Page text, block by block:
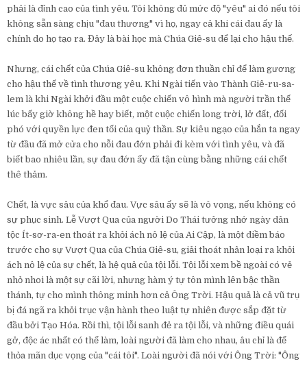
phải là đỉnh cao của tình yêu. Tôi không đủ mức độ "yêu" ai đó nếu tôi
không sẵn sàng chịu "đau thương" vì họ, ngay cả khi cái đau ấy là
chính do họ tạo ra. Đây là bài học mà Chúa Giê-su để lại cho hậu thế.
Nhưng, cái chết của Chúa Giê-su không đơn thuần chỉ để làm gương
cho hậu thế về tình thương yêu. Khi Ngài tiến vào Thành Giê-ru-sa-
lem là khi Ngài khởi đầu một cuộc chiến vô hình mà người trần thế
lúc bấy giờ không hề hay biết, một cuộc chiến long trời, lở đất, đối
phó với quyền lực đen tối của quỷ thần. Sự kiêu ngạo của hắn ta ngay
từ đầu đã mở cửa cho nỗi đau đớn phải đi kèm với tình yêu, và đã
biết bao nhiêu lần, sự đau đớn ấy đã tận cùng bằng những cái chết
thê thảm.
Chết, là vực sâu của khổ đau. Vực sâu ấy sẽ là vô vọng, nếu không có
sự phục sinh. Lễ Vượt Qua của người Do Thái tưởng nhớ ngày dân
tộc Ít-sơ-ra-en thoát ra khỏi ách nô lệ của Ai Cập, là một điềm báo
trước cho sự Vượt Qua của Chúa Giê-su, giải thoát nhân loại ra khỏi
ách nô lệ của sự chết, là hệ quả của tội lỗi. Tội lỗi xem bề ngoài có vẻ
nhỏ nhoi là một sự cãi lời, nhưng hàm ý tự tôn mình lên bậc thần
thánh, tự cho mình thông minh hơn cả Ông Trời. Hậu quả là cả vũ trụ
bị đá ngã ra khỏi trục vận hành theo luật tự nhiên được sắp đặt từ
đầu bởi Tạo Hóa. Rồi thì, tội lỗi sanh đẻ ra tội lỗi, và những điều quái
gở, độc ác nhất có thể làm, loài người đã làm cho nhau, âu chỉ là để
thỏa mãn dục vọng của "cái tôi". Loài người đã nói với Ông Trời: "Ông